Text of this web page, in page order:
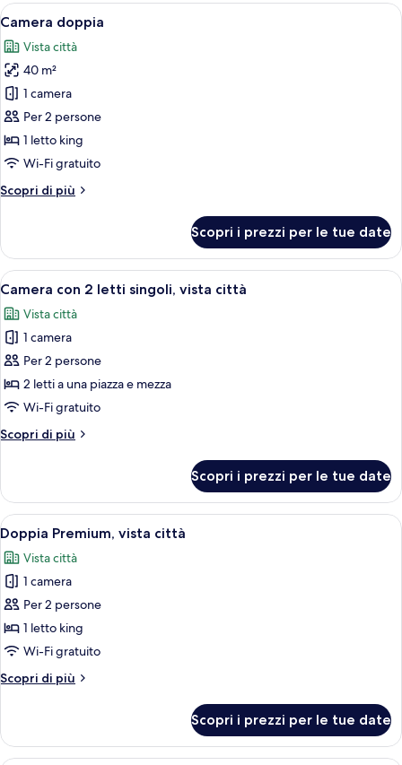
Apri
tutte
le
foto
per
Camera
doppia
Una camera d'hotel moderna con
5
Camera doppia
Vista città
40 m²
1 camera
Per 2 persone
1 letto king
Wi-Fi gratuito
Scopri di più
Altri
doppia
Scopri i prezzi per le tue date
Apri
tutte
le
foto
per
Camera
con
letti
città
Una camera d'albergo con due letti,
5
Camera con 2 letti singoli, vista città
Vista città
1 camera
Per 2 persone
2 letti a una piazza e mezza
Wi-Fi gratuito
Scopri di più
Altri
con
letti
singoli,
vista
città
Scopri i prezzi per le tue date
Apri
tutte
le
foto
per
Doppia
Premium,
città
Una camera d'hotel moderna con
5
Doppia Premium, vista città
Vista città
1 camera
Per 2 persone
1 letto king
Wi-Fi gratuito
Scopri di più
Altri
Premium,
vista
Scopri i prezzi per le tue date